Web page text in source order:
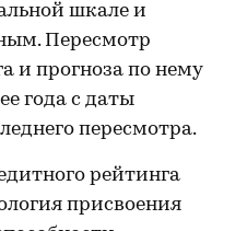
шкале и
Пересмотр
и прогноза по нему
года с даты
пересмотра.
рейтинга
присвоения